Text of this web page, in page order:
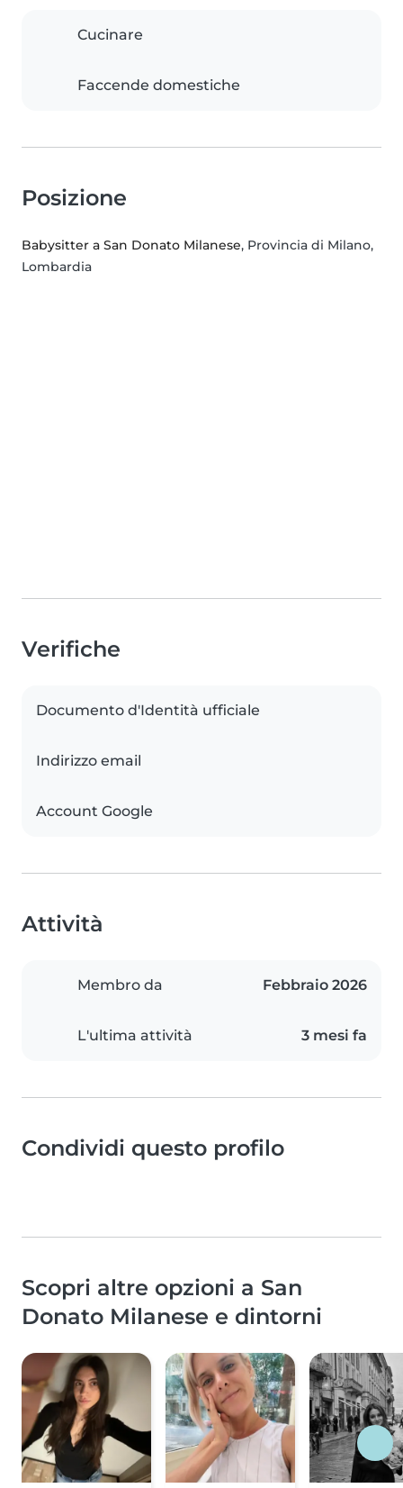
Cucinare
Faccende domestiche
Posizione
Babysitter a San Donato Milanese, Provincia di Milano,
Lombardia
Verifiche
Documento d'Identità ufficiale
Indirizzo email
Account Google
Attività
Membro da Febbraio 2026
L'ultima attività 3 mesi fa
Condividi questo profilo
Scopri altre opzioni a San
Donato Milanese e dintorni